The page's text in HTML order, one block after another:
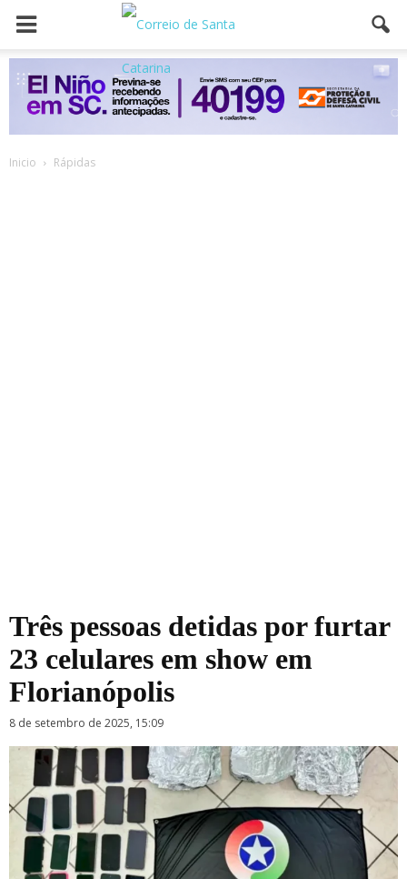
Inicio Rápidas
Três pessoas detidas por furtar
23 celulares em show em
Florianópolis
8 de setembro de 2025, 15:09